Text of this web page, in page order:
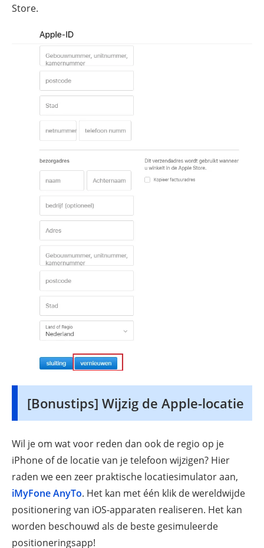
Store.
[Bonustips] Wijzig de Apple-locatie
Wil je om wat voor reden dan ook de regio op je
iPhone of de locatie van je telefoon wijzigen? Hier
raden we een zeer praktische locatiesimulator aan,
iMyFone AnyTo. Het kan met één klik de wereldwijde
positionering van iOS-apparaten realiseren. Het kan
worden beschouwd als de beste gesimuleerde
positioneringsapp!